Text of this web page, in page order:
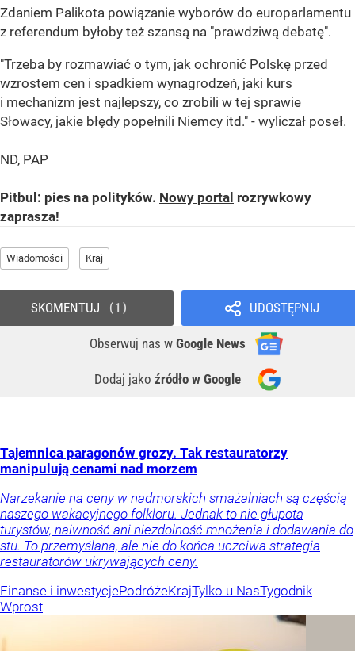
Zdaniem Palikota powiązanie wyborów do europarlamentu
z referendum byłoby też szansą na "prawdziwą debatę".
"Trzeba by rozmawiać o tym, jak ochronić Polskę przed
wzrostem cen i spadkiem wynagrodzeń, jaki kurs
i mechanizm jest najlepszy, co zrobili w tej sprawie
Słowacy, jakie błędy popełnili Niemcy itd." - wyliczał poseł.
ND, PAP
Pitbul: pies na polityków. Nowy portal rozrywkowy
zaprasza!
Wiadomości Kraj
UDOSTĘPNIJ
Obserwuj nas w Google News
Dodaj jako źródło w Google
SKOMENTUJ 1
Tajemnica paragonów grozy. Tak restauratorzy
manipulują cenami nad morzem
Narzekanie na ceny w nadmorskich smażalniach są częścią
naszego wakacyjnego folkloru. Jednak to nie głupota
turystów, naiwność ani niezdolność mnożenia i dodawania do
stu. To przemyślana, ale nie do końca uczciwa strategia
restauratorów ukrywających ceny.
Finanse i inwestycjePodróżeKrajTylko u NasTygodnik
Wprost